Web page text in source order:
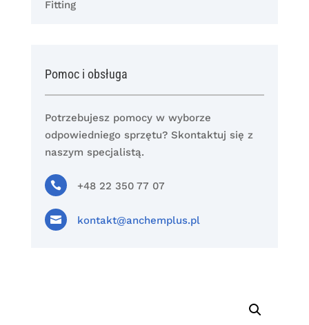
Fitting
Pomoc i obsługa
Potrzebujesz pomocy w wyborze
odpowiedniego sprzętu? Skontaktuj się z
naszym specjalistą.
 +48 22 350 77 07
 kontakt@anchemplus.pl